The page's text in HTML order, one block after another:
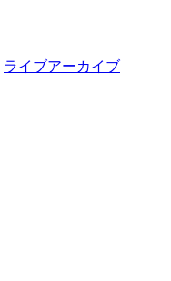
ライブアーカイブ